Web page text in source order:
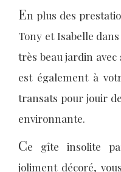
En plus des
Tony et Isabelle
très beau jardin avec
est également à
transats pour jouir
environnante.
Ce gîte insolite
joliment décoré,